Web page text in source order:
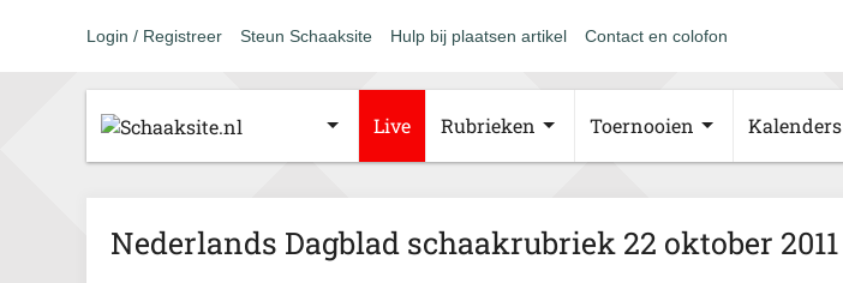
Login / Registreer Steun Schaaksite Hulp bij plaatsen artikel Contact en colofon
Live Rubrieken Toernooien Kalenders
Nederlands Dagblad schaakrubriek 22 oktober 2011